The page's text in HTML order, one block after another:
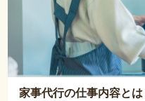
家事代行の仕事内容と